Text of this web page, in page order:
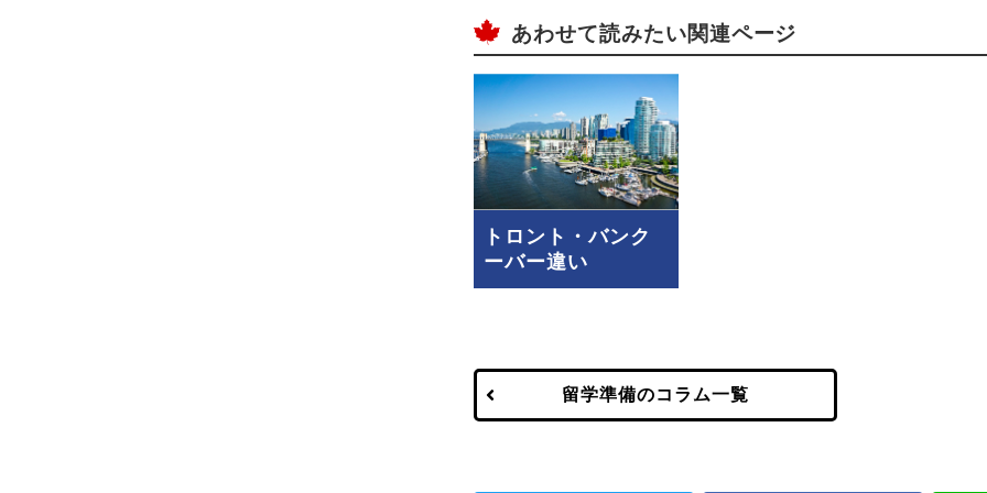
あわせて読みたい関連ページ
トロント・バンク
ーバー違い
留学準備のコラム一覧